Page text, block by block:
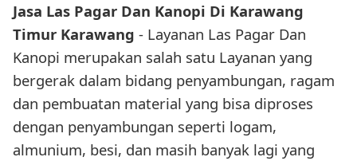
Jasa Las Pagar Dan Kanopi Di Karawang
Timur Karawang - Layanan Las Pagar Dan
Kanopi merupakan salah satu Layanan yang
bergerak dalam bidang penyambungan, ragam
dan pembuatan material yang bisa diproses
dengan penyambungan seperti logam,
almunium, besi, dan masih banyak lagi yang